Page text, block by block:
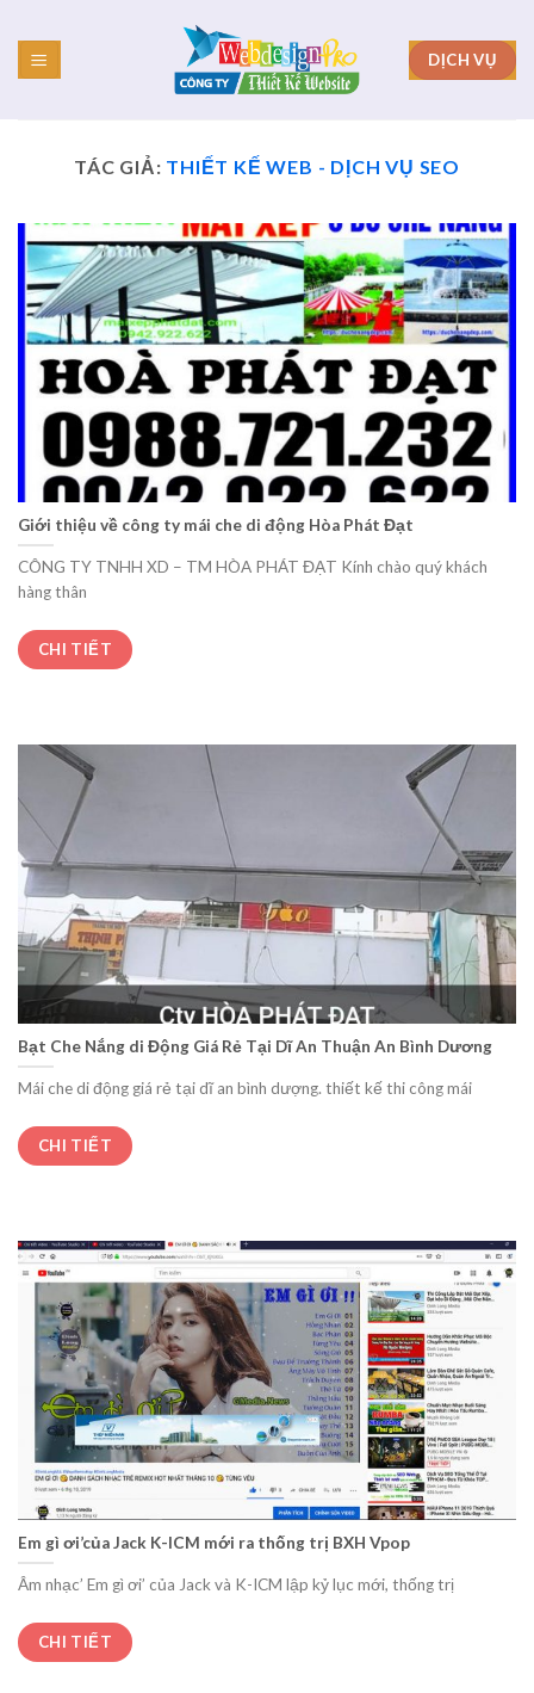
content
DỊCH VỤ
TÁC GIẢ: THIẾT KẾ WEB - DỊCH VỤ SEO
Giới thiệu về công ty mái che di động Hòa Phát Đạt
CÔNG TY TNHH XD – TM HÒA PHÁT ĐẠT Kính chào quý khách
hàng thân
CHI TIẾT
Bạt Che Nắng di Động Giá Rẻ Tại Dĩ An Thuận An Bình Dương
Mái che di động giá rẻ tại dĩ an bình dượng. thiết kế thi công mái
CHI TIẾT
Em gì ơi’của Jack K-ICM mới ra thống trị BXH Vpop
Âm nhạc’ Em gì ơi’ của Jack và K-ICM lập kỷ lục mới, thống trị
CHI TIẾT